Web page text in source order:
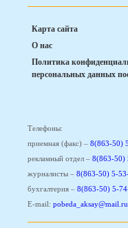
Карта сайта
О нас
Политика
персональных данных
Телефоны:
приемная (факс) – 8(863-50)
рекламный отдел – 8(863-50)
журналисты – 8(863-50) 5-
бухгалтерия – 8(863-50) 5-
E-mail: pobeda_aksay@mail.ru